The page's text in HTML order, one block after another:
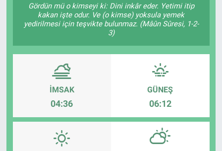
Gördün mü o kimseyi ki: Dini inkâr eder. Yetimi itip
kakan işte odur. Ve (o kimse) yoksula yemek
yedirilmesi için teşvikte bulunmaz. (Mâûn Sûresi, 1-2-
3)
İMSAK
04:36
GÜNEŞ
06:12
Özel Haber
Kültür Sanat
Ekonomi
Yaşam